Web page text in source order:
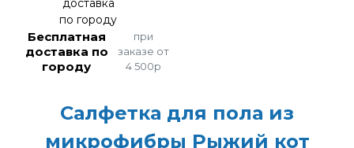
Бесплатная
доставка по
городу
при
заказе от
4 500р
Салфетка для пола из
микрофибры Рыжий кот